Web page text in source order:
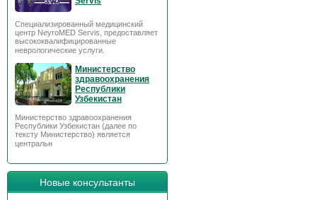
Специализированный медицинский
центр NeyroMED Servis, предоставляет
высококвалифицированные
неврологические услуги.
Министерство
здравоохранения
Республики
Узбекистан
Министерство здравоохранения
Республики Узбекистан (далее по
тексту Министерство) является
центральн
Новые консультанты